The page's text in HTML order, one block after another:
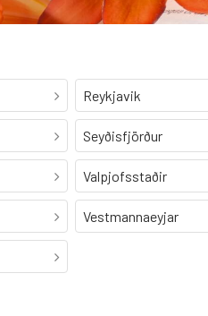
Reykjavik
Seyðisfjörður
Valpjofsstaðir
Vestmannaeyjar